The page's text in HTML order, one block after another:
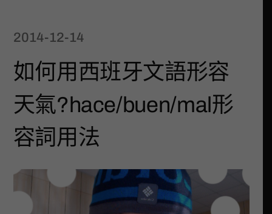
2014-12-14
如何用西班牙文語形容
天氣?hace/buen/mal形
容詞用法